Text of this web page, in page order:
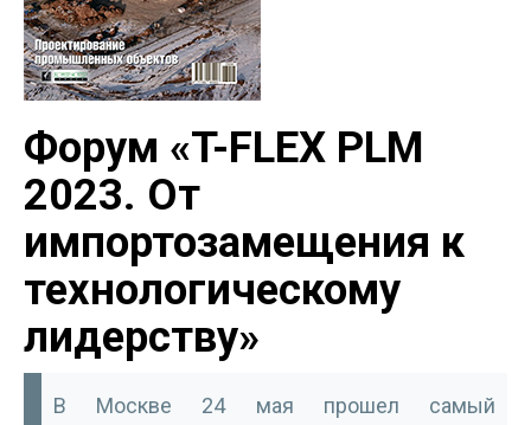
Форум «T-FLEX PLM
2023. От
импортозамещения к
технологическому
лидерству»
В Москве 24 мая прошел самый